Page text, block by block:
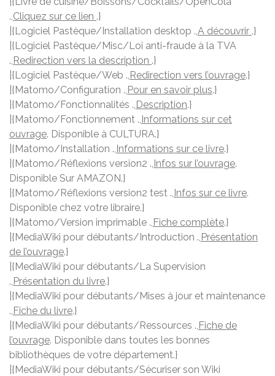
., Cliquez sur ce lien .}
|{Logiciel Pastèque/Installation desktop ., A découvrir .}
|{Logiciel Pastèque/Misc/Loi anti-fraude à la TVA
., Redirection vers la description .}
|{Logiciel Pastèque/Web ., Redirection vers l’ouvrage.}
|{Matomo/Configuration ., Pour en savoir plus.}
|{Matomo/Fonctionnalités ., Description.}
|{Matomo/Fonctionnement ., Informations sur cet
ouvrage. Disponible à CULTURA.}
|{Matomo/Installation ., Informations sur ce livre.}
|{Matomo/Réflexions version2 ., Infos sur l’ouvrage.
Disponible Sur AMAZON.}
|{Matomo/Réflexions version2 test ., Infos sur ce livre.
Disponible chez votre libraire.}
|{Matomo/Version imprimable ., Fiche complète.}
|{MediaWiki pour débutants/Introduction ., Présentation
de l’ouvrage.}
|{MediaWiki pour débutants/La Supervision
., Présentation du livre.}
|{MediaWiki pour débutants/Mises à jour et maintenance
., Fiche du livre.}
|{MediaWiki pour débutants/Ressources ., Fiche de
l’ouvrage. Disponible dans toutes les bonnes
bibliothèques de votre département.}
|{MediaWiki pour débutants/Sécuriser son Wiki